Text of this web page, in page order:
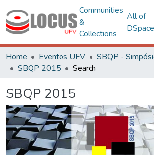
Communities
&
Collections
All of
DSpace
Home Eventos UFV
SBQP 2015
Search
SBQP 2015